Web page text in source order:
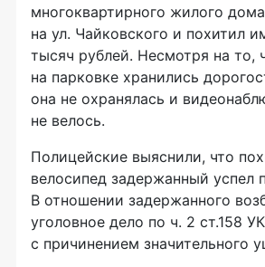
многоквартирного жилого дома
на ул. Чайковского и похитил
тысяч рублей. Несмотря на то,
на парковке хранились
она не охранялась и
не велось.
Полицейские выяснили, что
велосипед задержанный успел
В отношении задержанного
уголовное дело по ч. 2 ст.158
с причинением значительного